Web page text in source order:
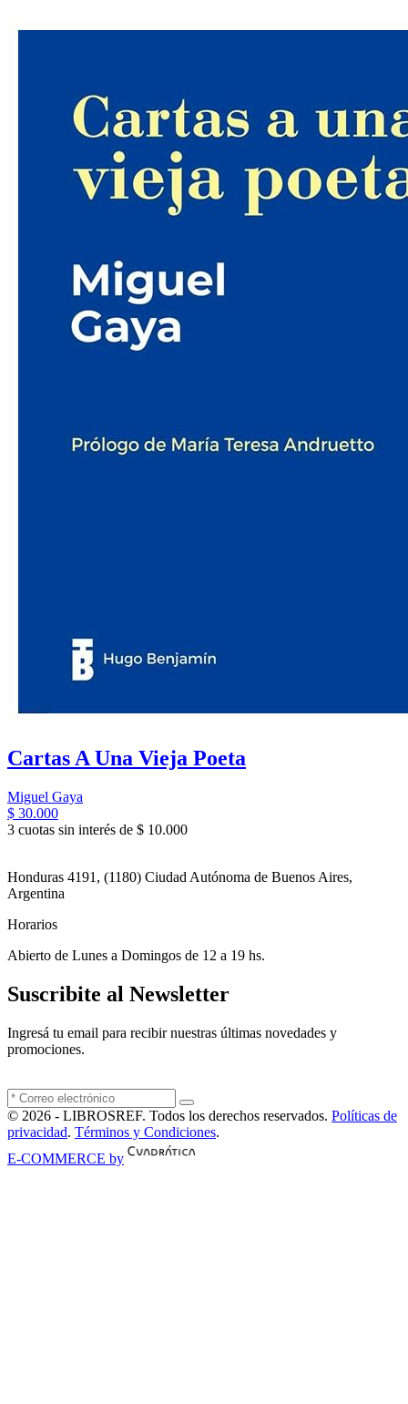
Cartas A Una Vieja Poeta
Miguel Gaya
$ 30.000
3 cuotas sin interés de $ 10.000
Honduras 4191, (1180) Ciudad Autónoma de Buenos Aires,
Argentina
Horarios
Abierto de Lunes a Domingos de 12 a 19 hs.
Suscribite al Newsletter
Ingresá tu email para recibir nuestras últimas novedades y
promociones.
© 2026 - LIBROSREF. Todos los derechos reservados. Políticas de
privacidad. Términos y Condiciones.
E-COMMERCE by